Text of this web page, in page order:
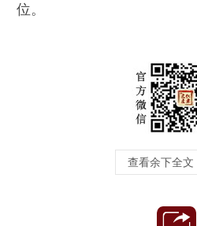
位。
查看余下全文